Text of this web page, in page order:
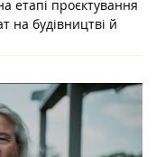
етапі проєктування
на будівництві й